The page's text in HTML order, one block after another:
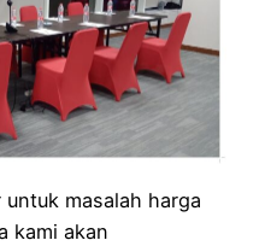
masalah harga
kami akan